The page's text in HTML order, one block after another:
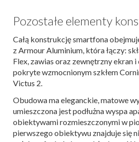
Pozostałe elementy
Całą konstrukcję smartfona
z Armour Aluminium, która łączy:
Flex, zawias oraz zewnętrzny ekran
pokryte wzmocnionym szkłem
Victus 2.
Obudowa ma eleganckie, matowe
umieszczona jest podłużna wyspa
obiektywami rozmieszczonymi w
pierwszego obiektywu znajduje się